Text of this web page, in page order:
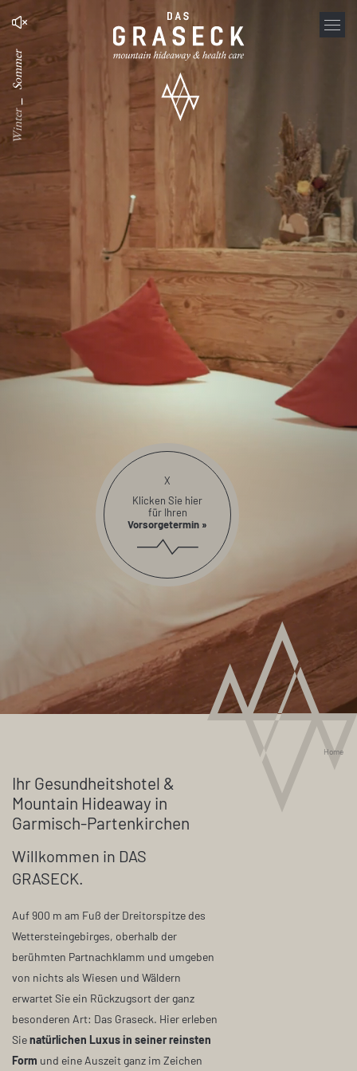
Winter
Sommer
X
Klicken Sie hier
für Ihren
Vorsorgetermin »
Home
Ihr Gesundheitshotel &
Mountain Hideaway in
Garmisch-Partenkirchen
Willkommen in DAS
GRASECK.
Auf 900 m am Fuß der Dreitorspitze des
Wettersteingebirges, oberhalb der
berühmten Partnachklamm und umgeben
von nichts als Wiesen und Wäldern
erwartet Sie ein Rückzugsort der ganz
besonderen Art: Das Graseck. Hier erleben
Sienatürlichen Luxus in seiner reinsten
Form und eine Auszeit ganz im Zeichen